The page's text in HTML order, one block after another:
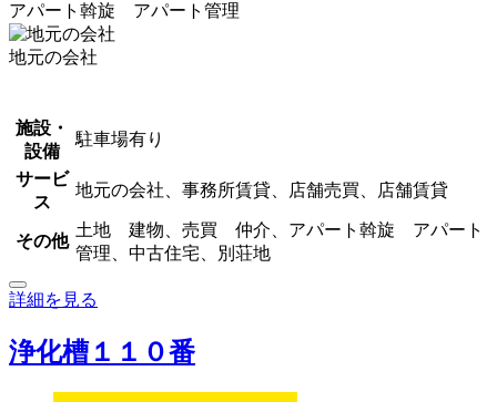
アパート斡旋 アパート管理
地元の会社
施設・
設備
駐車場有り
サービ
ス
地元の会社、事務所賃貸、店舗売買、店舗賃貸
その他
土地 建物、売買 仲介、アパート斡旋 アパート
管理、中古住宅、別荘地
詳細を見る
浄化槽１１０番